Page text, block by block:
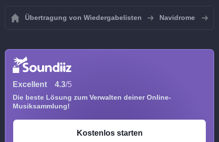
Übertragung von Wiedergabelisten Navidrome
Excellent 4.3/5
Die beste Lösung zum Verwalten deiner Online-
Musiksammlung!
Kostenlos starten